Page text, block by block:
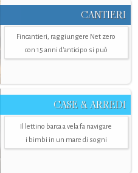
CANTIERI
Fincantieri, raggiungere Net zero
con 15 anni d'anticipo si può
CASE & ARREDI
Il lettino barca a vela fa navigare
i bimbi in un mare di sogni